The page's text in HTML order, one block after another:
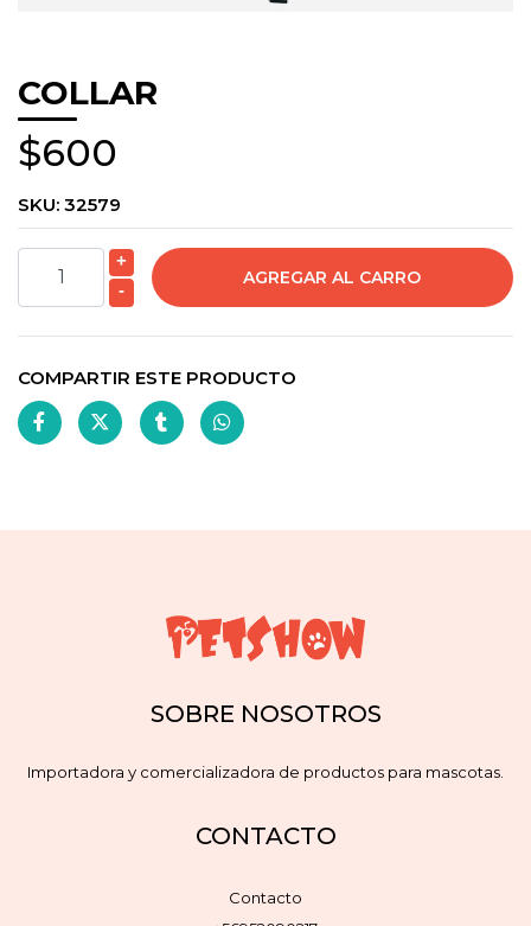
COLLAR
$600
SKU: 32579
+
-
COMPARTIR ESTE PRODUCTO
SOBRE NOSOTROS
Importadora y comercializadora de productos para mascotas.
CONTACTO
Contacto